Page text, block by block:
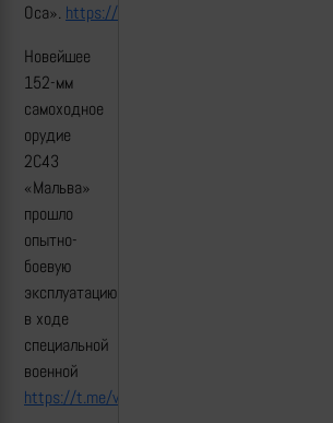
Оса». https://t.me/warriorofnorth/748
Новейшее
152-мм
самоходное
орудие
2С43
«Мальва»
прошло
опытно-
боевую
эксплуатацию
в ходе
специальной
военной
https://t.me/vedler_army/11987